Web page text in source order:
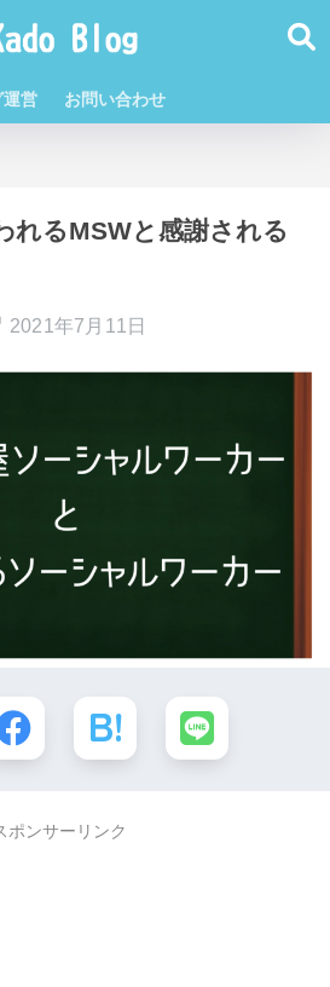
運営 お問い合わせ
れるMSWと感謝される
2021年7月11日
ポンサーリンク